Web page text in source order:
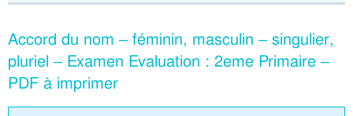
Accord du nom – féminin, masculin – singulier,
pluriel – Examen Evaluation : 2eme Primaire –
PDF à imprimer